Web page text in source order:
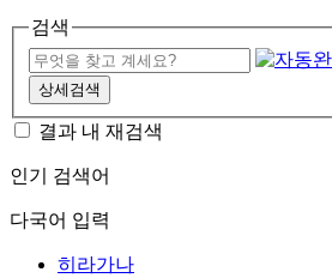
검색
상세검색
결과 내 재검색
인기 검색어
다국어 입력
히라가나